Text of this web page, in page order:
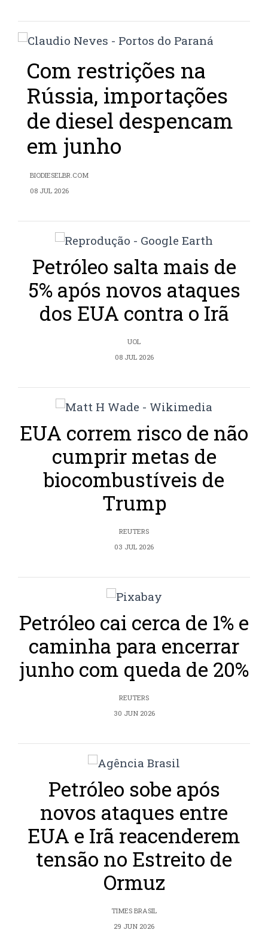
Com restrições na
Rússia, importações
de diesel despencam
em junho
BIODIESELBR.COM
08 JUL 2026
Petróleo salta mais de
5% após novos ataques
dos EUA contra o Irã
UOL
08 JUL 2026
EUA correm risco de não
cumprir metas de
biocombustíveis de
Trump
REUTERS
03 JUL 2026
Petróleo cai cerca de 1% e
caminha para encerrar
junho com queda de 20%
REUTERS
30 JUN 2026
Petróleo sobe após
novos ataques entre
EUA e Irã reacenderem
tensão no Estreito de
Ormuz
TIMES BRASIL
29 JUN 2026